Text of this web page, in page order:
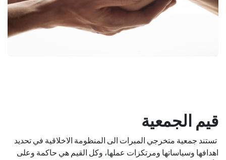
قيم الجمعية
تستند جمعية متخرجي المبرات الى المنظومة الاخلاقية في تحديد
اهدافها وسياساتها ومرتكزات عملها، وكل القيم هي حاكمة وعلى